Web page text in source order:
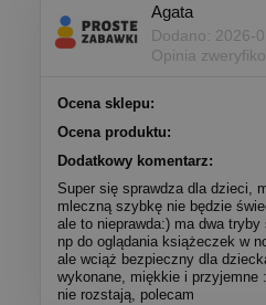
Agata
Dodano: 2026-
Opinia
Ocena sklepu:
Ocena produktu:
Dodatkowy komentarz:
Super się sprawdza dla dzieci,
mleczną szybkę nie będzie
ale to nieprawda:) ma dwa tryby
np do oglądania książeczek w
ale wciąż bezpieczny dla
wykonane, miękkie i przyjemne
nie rozstają, polecam